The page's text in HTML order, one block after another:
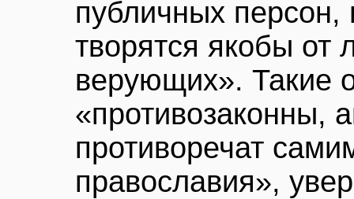
публичных персон,
творятся якобы от
верующих». Такие
«противозаконны,
противоречат
православия»,